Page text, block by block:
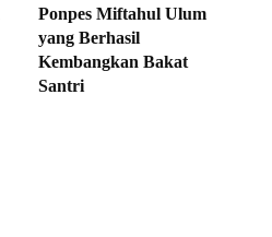
Ponpes Miftahul Ulum
yang Berhasil
Kembangkan Bakat
Santri